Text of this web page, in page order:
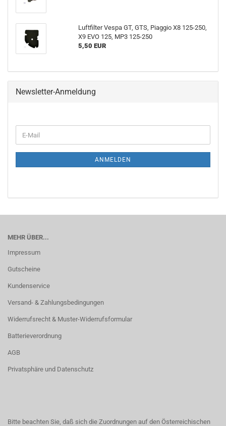
Luftfilter Vespa GT, GTS, Piaggio X8 125-250,
X9 EVO 125, MP3 125-250
5,50 EUR
Newsletter-Anmeldung
E-
Mail
ANMELDEN
MEHR ÜBER...
Impressum
Gutscheine
Kundenservice
Versand- & Zahlungsbedingungen
Widerrufsrecht & Muster-Widerrufsformular
Batterieverordnung
AGB
Privatsphäre und Datenschutz
Bitte beachten Sie, daß sich die Zuordnungen auf den Österreichischen